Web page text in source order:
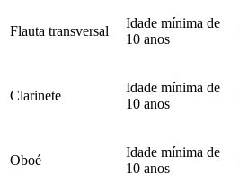
Flauta transversal
Idade mínima de
10 anos
Clarinete
Idade mínima de
10 anos
Oboé
Idade mínima de
10 anos